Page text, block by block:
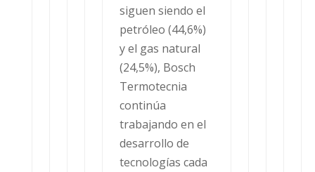
siguen siendo el
petróleo (44,6%)
y el gas natural
(24,5%), Bosch
Termotecnia
continúa
trabajando en el
desarrollo de
tecnologías cada